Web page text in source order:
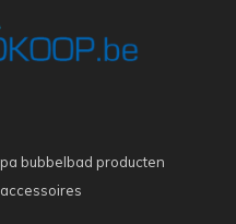
bubbelbad producten